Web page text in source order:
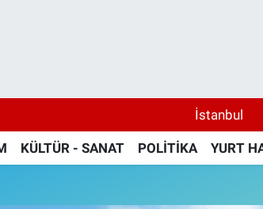
İstanbul
KÜLTÜR - SANAT POLİTİKA YURT